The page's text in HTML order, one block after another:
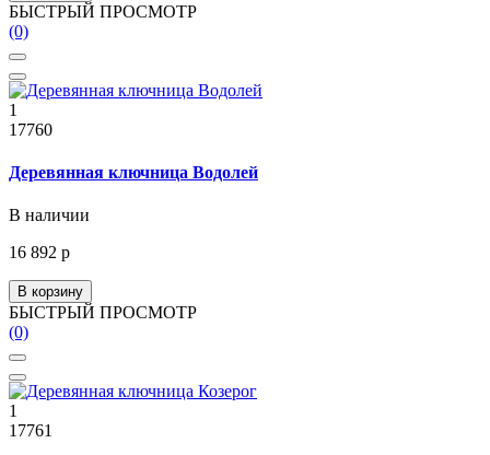
БЫСТРЫЙ ПРОСМОТР
(0)
1
17760
Деревянная ключница Водолей
В наличии
16 892 р
В корзину
БЫСТРЫЙ ПРОСМОТР
(0)
1
17761